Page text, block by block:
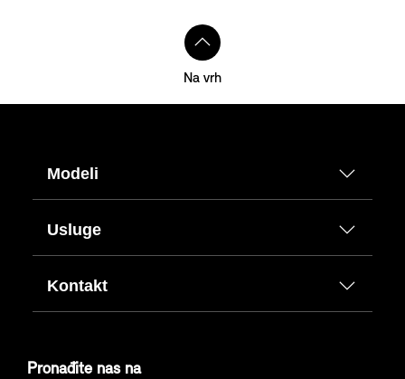
Na vrh
Modeli
Usluge
Kontakt
Pronađite nas na